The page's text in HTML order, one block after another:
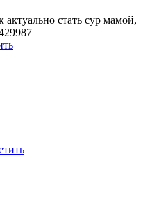
актуально стать сур мамой,